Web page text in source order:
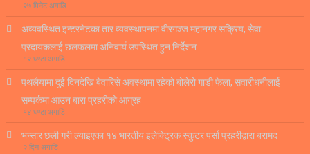
२७ मिनेट अगाडि
अव्यवस्थित इन्टरनेटका तार व्यवस्थापनमा वीरगञ्ज महानगर सक्रिय, सेवा
प्रदायकलाई छलफलमा अनिवार्य उपस्थित हुन निर्देशन
१२ घण्टा अगाडि
पथलैयामा दुई दिनदेखि बेवारिसे अवस्थामा रहेको बोलेरो गाडी फेला, सवारीधनीलाई
सम्पर्कमा आउन बारा प्रहरीको आग्रह
१४ घण्टा अगाडि
भन्सार छली गरी ल्याइएका १४ भारतीय इलेक्ट्रिक स्कुटर पर्सा प्रहरीद्वारा बरामद
२ दिन अगाडि